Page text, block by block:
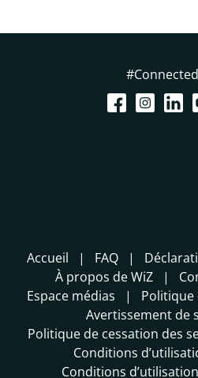
Accueil FAQ
À propos de WiZ
Espace médias
Avertissement de
Politique de cessation des
Conditions
Conditions